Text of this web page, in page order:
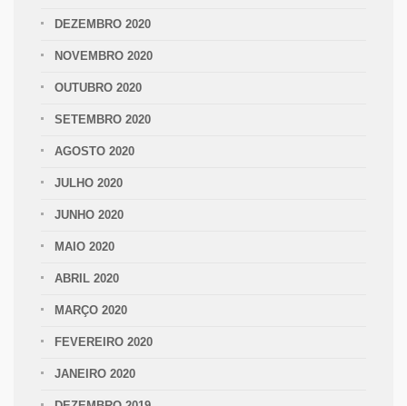
DEZEMBRO 2020
NOVEMBRO 2020
OUTUBRO 2020
SETEMBRO 2020
AGOSTO 2020
JULHO 2020
JUNHO 2020
MAIO 2020
ABRIL 2020
MARÇO 2020
FEVEREIRO 2020
JANEIRO 2020